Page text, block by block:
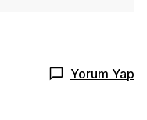
Yorum Yap